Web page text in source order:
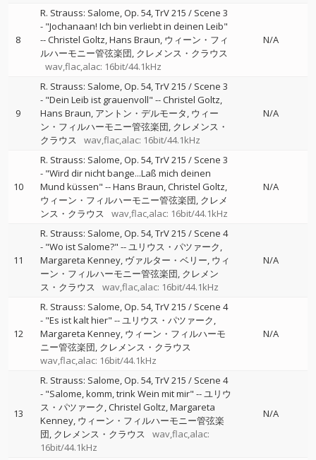
8
R. Strauss: Salome, Op. 54, TrV 215 / Scene 3
- "Jochanaan! Ich bin verliebt in deinen Leib"
--Christel Goltz Hans Braun ウィーン・フィ
ルハーモニー管弦楽団 クレメンス・クラウス
wav,flac,alac: 16bit/44.1kHz
N/A
9
R. Strauss: Salome, Op. 54, TrV 215 / Scene 3
- "Dein Leib ist grauenvoll" --Christel Goltz
Hans Braun アントン・デルモータ ウィー
ン・フィルハーモニー管弦楽団 クレメンス・
クラウス
wav,flac,alac: 16bit/44.1kHz
N/A
10
R. Strauss: Salome, Op. 54, TrV 215 / Scene 3
- "Wird dir nicht bange...Laß mich deinen
Mund küssen" --Hans Braun Christel Goltz
ウィーン・フィルハーモニー管弦楽団 クレメ
ンス・クラウス
wav,flac,alac: 16bit/44.1kHz
N/A
11
R. Strauss: Salome, Op. 54, TrV 215 / Scene 4
- "Wo ist Salome?" --ユリウス・パツァーク
Margareta Kenney ヴァルター・ベリー ウィ
ーン・フィルハーモニー管弦楽団 クレメン
ス・クラウス
wav,flac,alac: 16bit/44.1kHz
N/A
12
R. Strauss: Salome, Op. 54, TrV 215 / Scene 4
- "Es ist kalt hier" --ユリウス・パツァーク
Margareta Kenney ウィーン・フィルハーモ
ニー管弦楽団 クレメンス・クラウス
wav,flac,alac: 16bit/44.1kHz
N/A
13
R. Strauss: Salome, Op. 54, TrV 215 / Scene 4
- "Salome, komm, trink Wein mit mir" --ユリウ
ス・パツァーク Christel Goltz Margareta
Kenney ウィーン・フィルハーモニー管弦楽
団 クレメンス・クラウス
wav,flac,alac:
16bit/44.1kHz
N/A